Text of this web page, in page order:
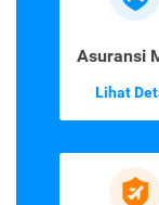
Asuransi
Lihat